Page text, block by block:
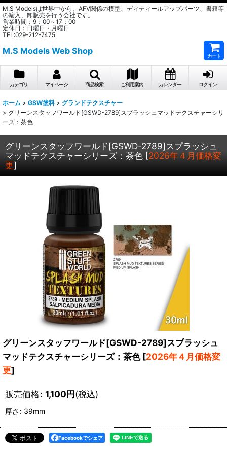
M.S Modelsは世界中から、AFV関係の模型、ディティールアップパーツ、書籍等
の輸入、卸販売を行う会社です。
営業時間：9：00～17：00
定休日：日曜日・月曜日
TEL:029-212-7475
M.S Models Web Shop
カート
カテゴリ マイページ 商品検索 ご利用案内 カレンダー ログイン
ホーム > GSW塗料 > グランドテクスチャー
> グリーンスタッフワールド[GSWD-2789]スプラッシュマッドテクスチャーシリ
ーズ：茶色
グリーンスタッフワールド[GSWD-2789]スプラッシュ
マッドテクスチャーシリーズ：茶色 [2026年４月価格変
更]
グリーンスタッフワールド[GSWD-2789]スプラッシュ
マッドテクスチャーシリーズ：茶色 [2026年４月価格変
更]
販売価格: 1,100円(税込)
厚さ : 39mm
Facebookでシェア